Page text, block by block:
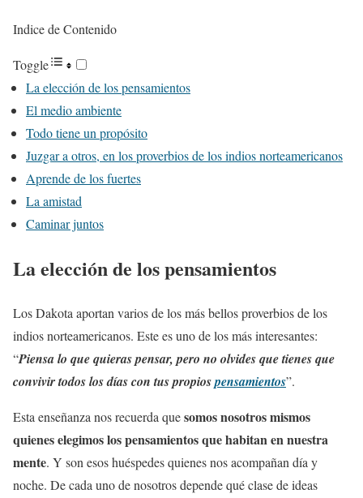
Indice de Contenido
Toggle
La elección de los pensamientos
El medio ambiente
Todo tiene un propósito
Juzgar a otros, en los proverbios de los indios norteamericanos
Aprende de los fuertes
La amistad
Caminar juntos
La elección de los pensamientos
Los Dakota aportan varios de los más bellos proverbios de los
indios norteamericanos. Este es uno de los más interesantes:
“Piensa lo que quieras pensar, pero no olvides que tienes que
convivir todos los días con tus propiospensamientos”.
Esta enseñanza nos recuerda quesomos nosotros mismos
quienes elegimos los pensamientos que habitan en nuestra
mente. Y son esos huéspedes quienes nos acompañan día y
noche. De cada uno de nosotros depende qué clase de ideas